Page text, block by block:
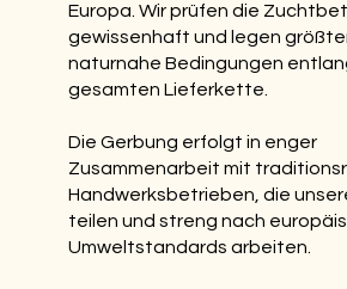
Europa. Wir prüfen die
gewissenhaft und legen
naturnahe Bedingungen
gesamten Lieferkette.
Die Gerbung erfolgt in enger
Zusammenarbeit mit
Handwerksbetrieben, die
teilen und streng nach
Umweltstandards arbeiten.